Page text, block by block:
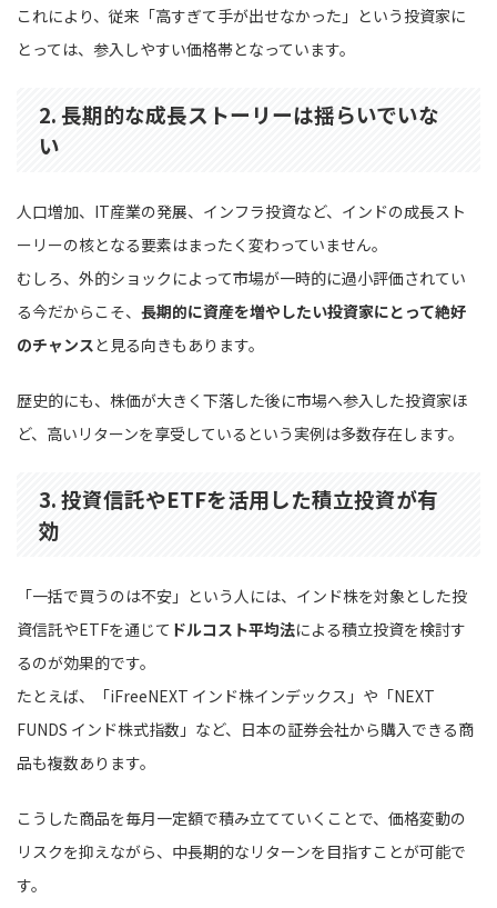
これにより、従来「高すぎて手が出せなかった」という投資家に
とっては、参入しやすい価格帯となっています。
2. 長期的な成長ストーリーは揺らいでいな
い
人口増加、IT産業の発展、インフラ投資など、インドの成長スト
ーリーの核となる要素はまったく変わっていません。
むしろ、外的ショックによって市場が一時的に過小評価されてい
る今だからこそ、 長期的に資産を増やしたい投資家にとって絶好
のチャンスと見る向きもあります。
歴史的にも、株価が大きく下落した後に市場へ参入した投資家ほ
ど、高いリターンを享受しているという実例は多数存在します。
3. 投資信託やETFを活用した積立投資が有
効
「一括で買うのは不安」という人には、インド株を対象とした投
資信託やETFを通じて ドルコスト平均法による積立投資を検討す
るのが効果的です。
たとえば、「iFreeNEXT インド株インデックス」や「NEXT
FUNDS インド株式指数」など、日本の証券会社から購入できる商
品も複数あります。
こうした商品を毎月一定額で積み立てていくことで、価格変動の
リスクを抑えながら、中長期的なリターンを目指すことが可能で
す。